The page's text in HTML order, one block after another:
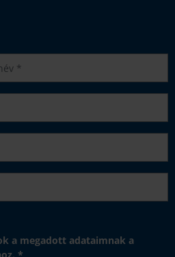
a megadott adataimnak a